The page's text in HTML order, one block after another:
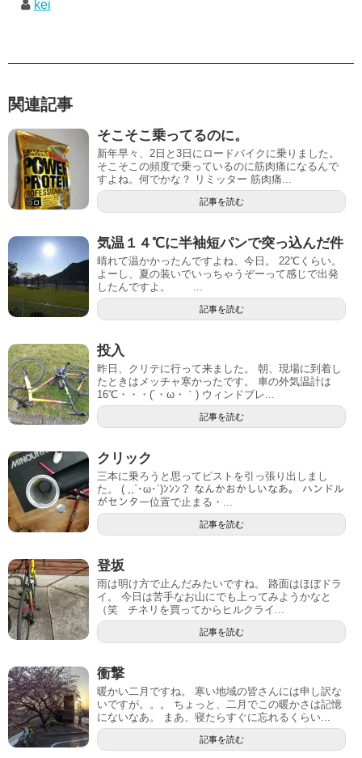
kei
関連記事
そこそこ乗ってるのに。
新年早々、2日と3日にロードバイクに乗りました。
そこそこの頻度で乗っているのに筋肉痛になるんで
すよね。何でかな？ リミッター 筋肉痛...
記事を読む
気温１４℃に半袖短パンで突っ込んだ件
晴れて温かかったんですよね、今日。 22℃くらい。
よーし、夏の装いでいっちゃうぞーって感じで出発
したんですよ。 ...
記事を読む
投入
昨日、クリテに行って来ました。 朝、現場に到着し
たときはメッチャ寒かったです。 車の外気温計は
16℃・・・(´・ω・｀) ウィンドブレ...
記事を読む
クリック
三本に乗ろうと思ってピストを引っ張り出しまし
た。 ( ,,`･ω･´)ﾝﾝﾝ？ なんかおかしいなあ。 ハンドル
がセンター位置で止まる・...
記事を読む
登坂
雨は明け方で止んだみたいですね。 路面はほぼドラ
イ。 今日は苦手なお山にでも上ってみようかなと
（笑 チネリを買ってからヒルクライ...
記事を読む
衝撃
暖かい二月ですね。 寒い地域の皆さんには申し訳な
いですが。。。 ちょっと、二月でこの暖かさは記憶
にないなあ。 まあ、寝たらすぐに忘れるくらい...
記事を読む